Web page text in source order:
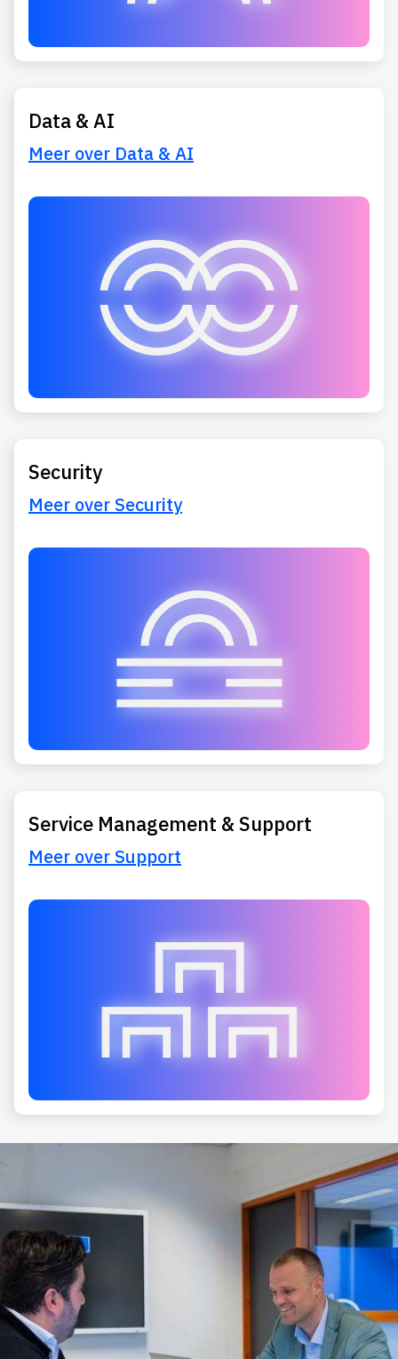
Data & AI
Meer over Data & AI
Security
Meer over Security
Service Management & Support
Meer over Support